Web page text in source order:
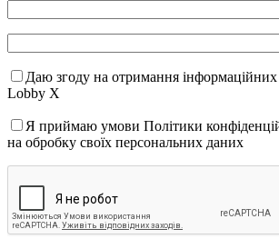
Даю згоду на отримання інформаційних
Lobby X
Я приймаю умови Політики
на обробку своїх персональних даних